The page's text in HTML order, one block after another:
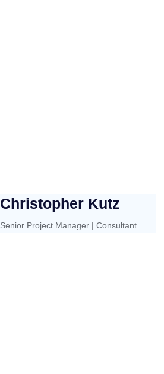
Christopher Kutz
Senior Project Manager | Consultant